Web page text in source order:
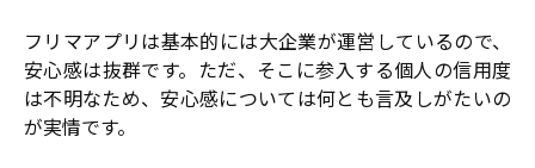
フリマアプリは基本的には大企業が運営しているので、
安心感は抜群です。ただ、そこに参入する個人の信用度
は不明なため、安心感については何とも言及しがたいの
が実情です。